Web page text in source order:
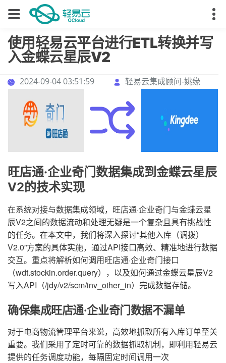
使用轻易云平台进行ETL转换并写
入金蝶云星辰V2
2024-09-04 03:51:59 轻易云集成顾问-姚缘
旺店通·企业奇门数据集成到金蝶云星辰
V2的技术实现
在系统对接与数据集成领域，旺店通·企业奇门与金蝶云星
辰V2之间的数据流动和处理无疑是一个复杂且具有挑战性
的任务。在本文中，我们将深入探讨“其他入库（调拨）
V2.0”方案的具体实施，通过API接口高效、精准地进行数据
交互。重点将解析如何调用旺店通·企业奇门接口
（wdt.stockin.order.query），以及如何通过金蝶云星辰V2
写入API（/jdy/v2/scm/inv_other_in）完成数据存储。
确保集成旺店通·企业奇门数据不漏单
对于电商物流管理平台来说，高效地抓取所有入库订单至关
重要。我们采用了定时可靠的数据抓取机制，即利用轻易云
提供的任务调度功能，每隔固定时间调用一次